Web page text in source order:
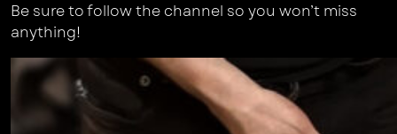
Be sure to follow the channel so you won’t miss
anything!